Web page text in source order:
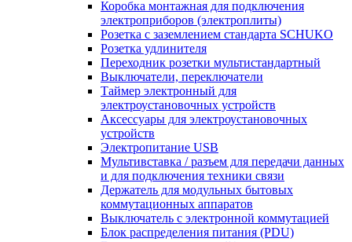
Коробка монтажная для подключения
электроприборов (электроплиты)
Розетка с заземлением стандарта SCHUKO
Розетка удлинителя
Переходник розетки мультистандартный
Выключатели, переключатели
Таймер электронный для
электроустановочных устройств
Аксессуары для электроустановочных
устройств
Электропитание USB
Мультивставка / разъем для передачи данных
и для подключения техники связи
Держатель для модульных бытовых
коммутационных аппаратов
Выключатель с электронной коммутацией
Блок распределения питания (PDU)